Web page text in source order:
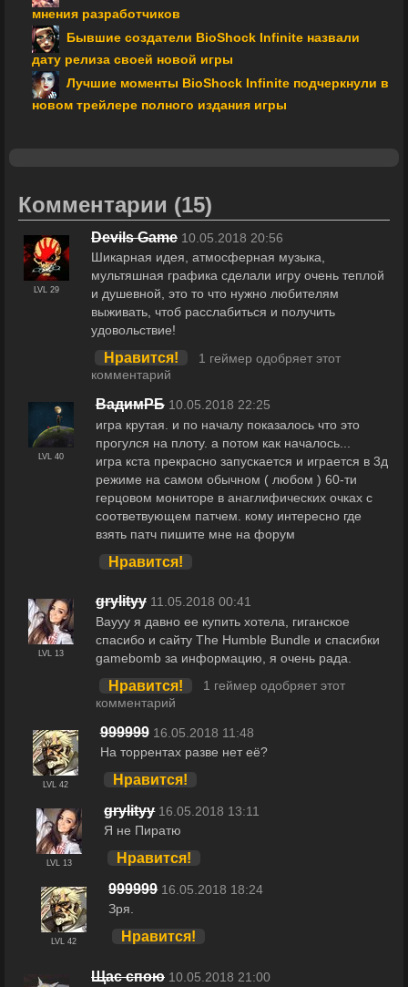
мнения разработчиков
Бывшие создатели BioShock Infinite назвали
дату релиза своей новой игры
Лучшие моменты BioShock Infinite подчеркнули в
новом трейлере полного издания игры
Комментарии (15)
LVL 29
Devils Game 10.05.2018 20:56
Шикарная идея, атмосферная музыка,
мультяшная графика сделали игру очень теплой
и душевной, это то что нужно любителям
выживать, чтоб расслабиться и получить
удовольствие!
Нравится!
1 геймер одобряет этот
комментарий
LVL 40
ВадимРБ 10.05.2018 22:25
игра крутая. и по началу показалось что это
прогулся на плоту. а потом как началось...
игра кста прекрасно запускается и играется в 3д
режиме на самом обычном ( любом ) 60-ти
герцовом мониторе в анаглифических очках с
соответвующем патчем. кому интересно где
взять патч пишите мне на форум
Нравится!
LVL 13
grylityy 11.05.2018 00:41
Ваууу я давно ее купить хотела, гиганское
спасибо и сайту The Humble Bundle и спасибки
gamebomb за информацию, я очень рада.
Нравится!
1 геймер одобряет этот
комментарий
LVL 42
999999 16.05.2018 11:48
На торрентах разве нет её?
Нравится!
LVL 13
grylityy 16.05.2018 13:11
Я не Пиратю
Нравится!
LVL 42
999999 16.05.2018 18:24
Зря.
Нравится!
Щас спою 10.05.2018 21:00